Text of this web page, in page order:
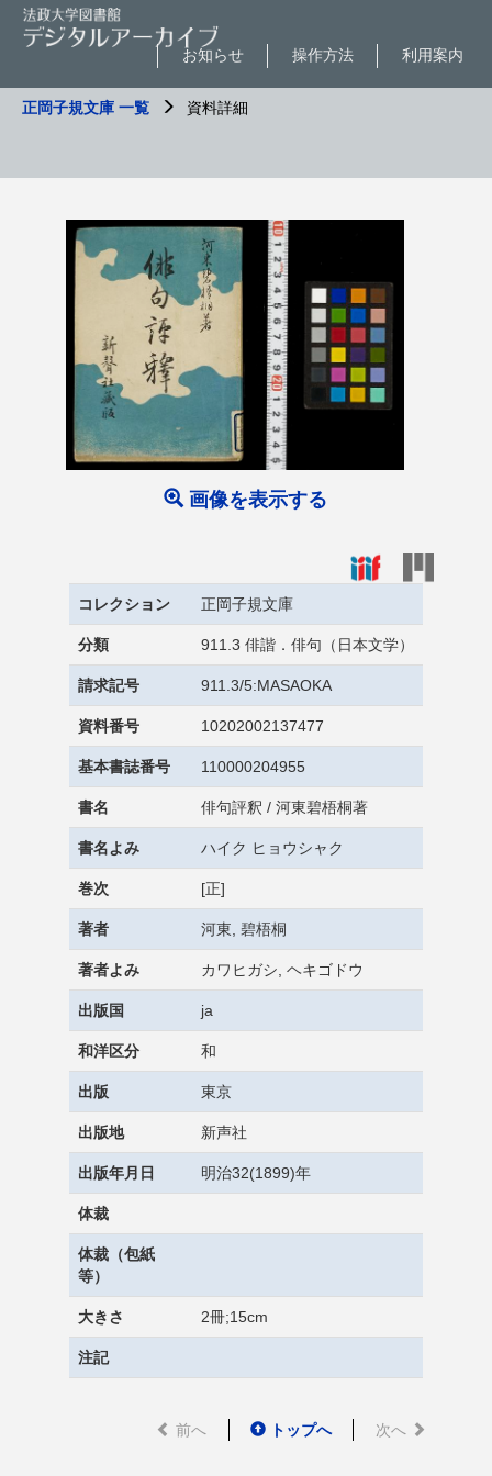
利用案内
操作方法
お知らせ
正岡子規文庫 一覧 資料詳細
画像を表示する
コレクション 正岡子規文庫
分類 911.3 俳諧．俳句（日本文学）
請求記号 911.3/5:MASAOKA
資料番号 10202002137477
基本書誌番号 110000204955
書名 俳句評釈 / 河東碧梧桐著
書名よみ ハイク ヒョウシャク
巻次 [正]
著者 河東, 碧梧桐
著者よみ カワヒガシ, ヘキゴドウ
出版国 ja
和洋区分 和
出版 東京
出版地 新声社
出版年月日 明治32(1899)年
体裁
体裁（包紙
等）
大きさ 2冊;15cm
注記
前へ トップへ 次へ